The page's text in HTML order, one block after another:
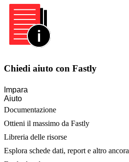
Chiedi aiuto con Fastly
Impara
Aiuto
Documentazione
Ottieni il massimo da Fastly
Libreria delle risorse
Esplora schede dati, report e altro ancora